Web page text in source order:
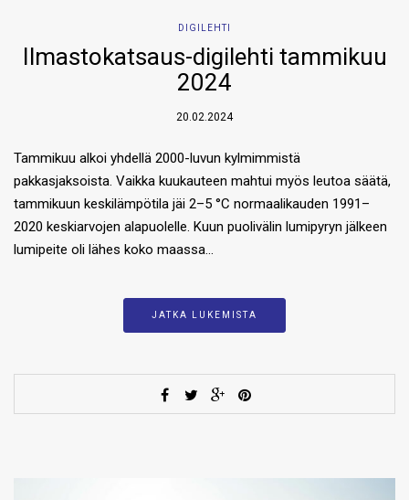
DIGILEHTI
Ilmastokatsaus-digilehti tammikuu
2024
20.02.2024
Tammikuu alkoi yhdellä 2000-luvun kylmimmistä
pakkasjaksoista. Vaikka kuukauteen mahtui myös leutoa säätä,
tammikuun keskilämpötila jäi 2–5 °C normaalikauden 1991–
2020 keskiarvojen alapuolelle. Kuun puolivälin lumipyryn jälkeen
lumipeite oli lähes koko maassa…
JATKA LUKEMISTA